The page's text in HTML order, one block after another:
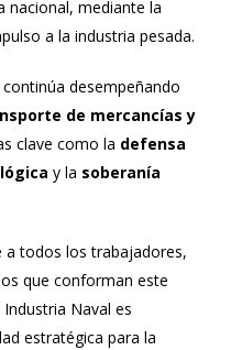
nacional, mediante la
a la industria pesada.
desempeñando
de mercancías y
clave como la defensa
y la soberanía
a todos los trabajadores,
que conforman este
Naval es
estratégica para la